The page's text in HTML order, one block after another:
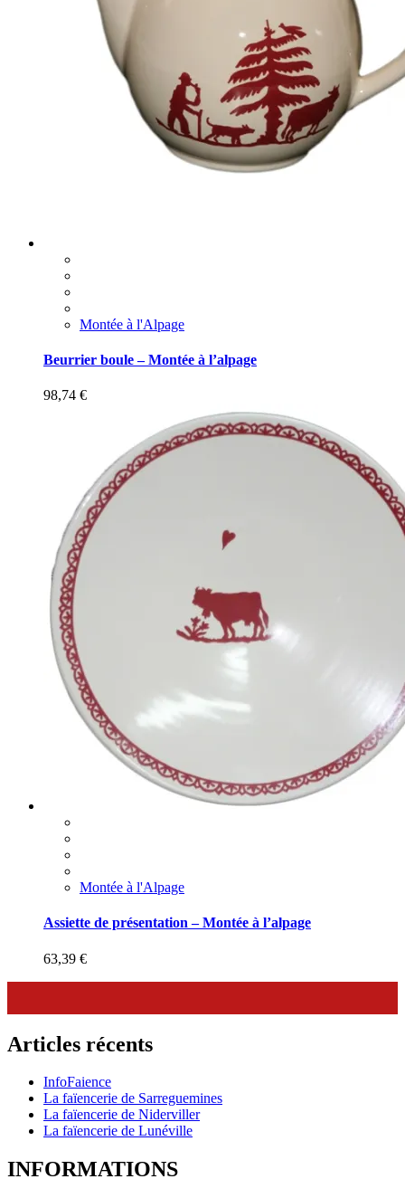
Montée à l'Alpage
Beurrier boule – Montée à l’alpage
98,74 €
Montée à l'Alpage
Assiette de présentation – Montée à l’alpage
63,39 €
Articles récents
InfoFaience
La faïencerie de Sarreguemines
La faïencerie de Niderviller
La faïencerie de Lunéville
INFORMATIONS